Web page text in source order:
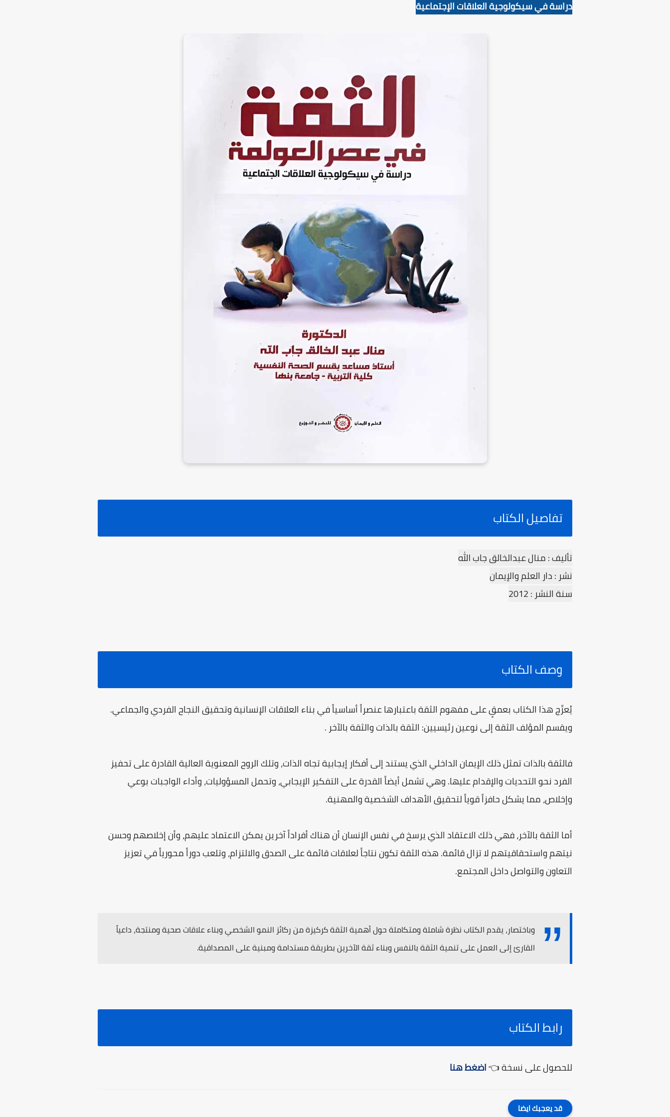
دراسة في سيكولوجية العلاقات الإجتماعية
تفاصيل الكتاب
تأليف : منال عبدالخالق جاب الله
نشر : دار العلم والإيمان
سنة النشر : 2012
وصف الكتاب
يُعرِّج هذا الكتاب بعمقٍ على مفهوم الثقة باعتبارها عنصراً أساسياً في بناء العلاقات الإنسانية وتحقيق النجاح الفردي والجماعي.
ويقسم المؤلف الثقة إلى نوعين رئيسيين: الثقة بالذات والثقة بالآخر .
فالثقة بالذات تمثل ذلك الإيمان الداخلي الذي يستند إلى أفكار إيجابية تجاه الذات، وتلك الروح المعنوية العالية القادرة على تحفيز
الفرد نحو التحديات والإقدام عليها. وهي تشمل أيضاً القدرة على التفكير الإيجابي، وتحمل المسؤوليات، وأداء الواجبات بوعي
وإخلاص، مما يشكل حافزاً قوياً لتحقيق الأهداف الشخصية والمهنية.
أما الثقة بالآخر، فهي ذلك الاعتقاد الذي يرسخ في نفس الإنسان أن هناك أفراداً آخرين يمكن الاعتماد عليهم، وأن إخلاصهم وحسن
نيتهم واستحقاقيتهم لا تزال قائمة. هذه الثقة تكون نتاجاً لعلاقات قائمة على الصدق والالتزام، وتلعب دوراً محورياً في تعزيز
التعاون والتواصل داخل المجتمع.
وباختصار، يقدم الكتاب نظرة شاملة ومتكاملة حول أهمية الثقة كركيزة من ركائز النمو الشخصي وبناء علاقات صحية ومنتجة، داعياً
القارئ إلى العمل على تنمية الثقة بالنفس وبناء ثقة الآخرين بطريقة مستدامة ومبنية على المصداقية.
رابط الكتاب
للحصول على نسخة 👈اضغط هنا
قد يعجبك ايضا